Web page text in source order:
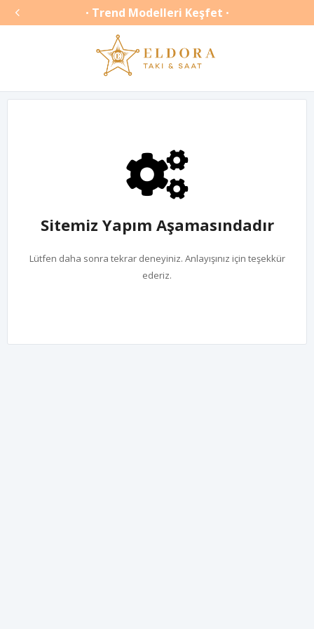
 • Trend Modelleri Keşfet •
Sitemiz Yapım Aşamasındadır
Lütfen daha sonra tekrar deneyiniz. Anlayışınız için teşekkür
ederiz.